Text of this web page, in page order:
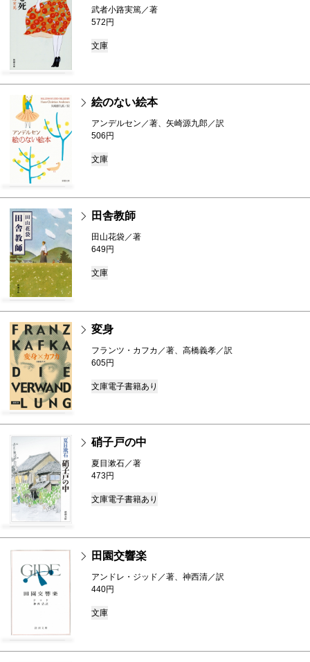
武者小路実篤／著
572円
文庫
絵のない絵本
アンデルセン／著、矢崎源九郎／訳
506円
文庫
田舎教師
田山花袋／著
649円
文庫
変身
フランツ・カフカ／著、高橋義孝／訳
605円
文庫電子書籍あり
硝子戸の中
夏目漱石／著
473円
文庫電子書籍あり
田園交響楽
アンドレ・ジッド／著、神西清／訳
440円
文庫